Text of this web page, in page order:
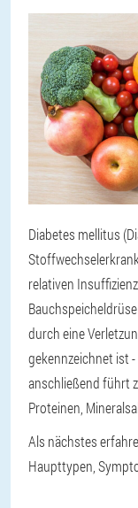
Diabetes mellitus (
relativen
durch eine
gekennzeichnet ist
anschließend führt
Proteinen,
Als nächstes
Haupttypen,